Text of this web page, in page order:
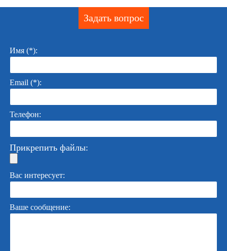
Задать вопрос
Имя (*):
Email (*):
Телефон:
Прикрепить файлы:
Вас интересует:
Ваше сообщение: